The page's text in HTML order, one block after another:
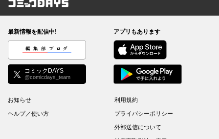
コミックDAYS
最新情報を配信中!
編集部ブログ
コミックDAYS
@comicdays_team
アプリもあります
お知らせ
ヘルプ／使い方
利用規約
プライバシーポリシー
外部送信について